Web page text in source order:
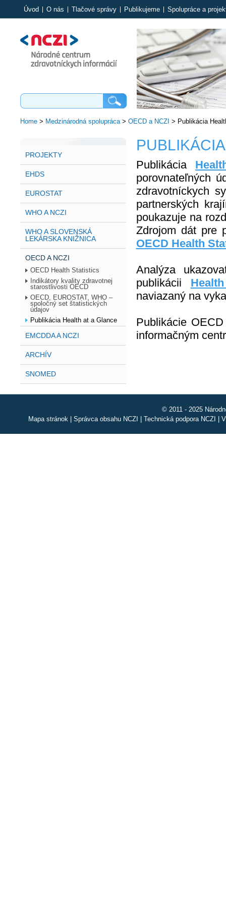
Úvod O nás Tlačové správy Publikujeme Spolupráce a
Home> Medzinárodná spolupráca> OECD a NCZI > Publikácia
PROJEKTY
EHDS
EUROSTAT
WHO A NCZI
WHO A SLOVENSKÁ
LEKÁRSKA KNIŽNICA
OECD A NCZI
OECD Health Statistics
Indikátory kvality zdravotnej
starostlivosti OECD
OECD, EUROSTAT, WHO –
spoločný set štatistických
údajov
Publikácia Health at a Glance
EMCDDA A NCZI
ARCHÍV
SNOMED
Publikácia
porovnateľných
zdravotníckych
partnerských
poukazuje na
Zdrojom dát pre
OECD Health
Analýza
publikácii
naviazaný na
Publikácie
informačným
© 2011 - 2025
Mapa stránok| Správca obsahu NCZI Technická podpora NCZI